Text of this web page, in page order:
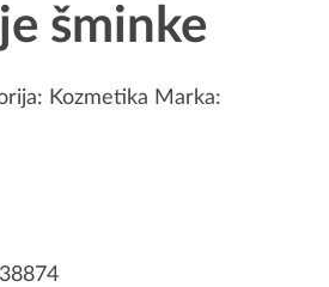
šminke
Kozmetika Marka: